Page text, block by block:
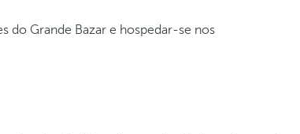
do Grande Bazar e hospedar-se nos